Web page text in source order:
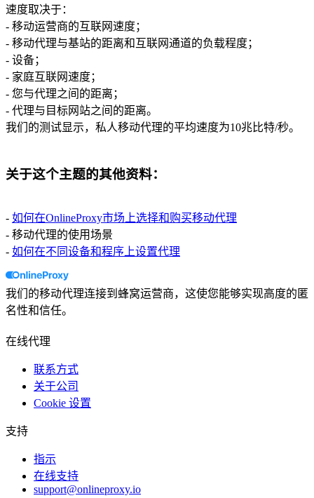
速度取决于：
- 移动运营商的互联网速度；
- 移动代理与基站的距离和互联网通道的负载程度；
- 设备；
- 家庭互联网速度；
- 您与代理之间的距离；
- 代理与目标网站之间的距离。
我们的测试显示，私人移动代理的平均速度为10兆比特/秒。
关于这个主题的其他资料：
- 如何在OnlineProxy市场上选择和购买移动代理
- 移动代理的使用场景
- 如何在不同设备和程序上设置代理
我们的移动代理连接到蜂窝运营商，这使您能够实现高度的匿
名性和信任。
在线代理
联系方式
关于公司
Cookie 设置
支持
指示
在线支持
support@onlineproxy.io